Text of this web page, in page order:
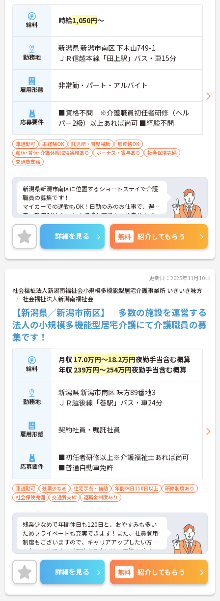
給料 時給1,050円～
勤務地
新潟県 新潟市南区 下木山749-1
ＪＲ信越本線「田上駅」バス・車15分
雇用形態 非常勤・パート・アルバイト
応募要件
■資格不問 ※介護職員初任者研修（ヘル
パー2級）以上あれば尚可 ■経験不問
車通勤可 未経験OK 託児所・育児補助
無資格OK
産休･育休･介護休暇取得実績あり
ボーナス・賞与あり
社会保険完備
交通費支給
新潟県新潟市南区に位置するショートステイで介護
職員の募集です！
マイカーでの通勤もOK！日勤のみのお仕事で、週3
日～勤務OK！シフトの相談も可能なため自分のペー
スで働くことができます！昇給や賞与制度があり、
頑張りが評価されてしっかりと還元されます。丁寧
な研修とフォロー体制で、経験に関わらず安心して
スタートできます。
こちらの求人にご興味がございましたら面接のポイ
詳細を見る 無料 紹介してもらう
更新日：2025年11月10日
社会福祉法人新潟南福祉会小規模多機能型居宅介護事業所 いきいき味方
社会福祉法人新潟南福祉会
【新潟県／新潟市南区】 多数の施設を運営する
法人の小規模多機能型居宅介護にて介護職員の募
集です！
給料
月収 17.0万円～18.2万円夜勤手当含む概算
年収 239万円～254万円夜勤手当含む概算
勤務地
新潟県 新潟市南区 味方89番地3
ＪＲ越後線「巻駅」バス・車24分
雇用形態 契約社員・嘱託社員
応募要件
■初任者研修以上※介護福祉士あれば尚可
■普通自動車免許
車通勤可 残業少なめ 住宅手当・補助 年間休日110日以上
研修制度あり
社会保険完備
交通費支給 退職金制度あり
残業少なめで年間休日も120日と、おやすみも多い
ためプライベートも充実できます！また、社員登用
制度もございますので、キャリアアップしたい方に
もおすすめです。ご興味ある方には、面接のポイン
トなど、さらに詳細をお話致しますのでお気軽にご
相談ください。詳細を見る 無料 紹介してもらう